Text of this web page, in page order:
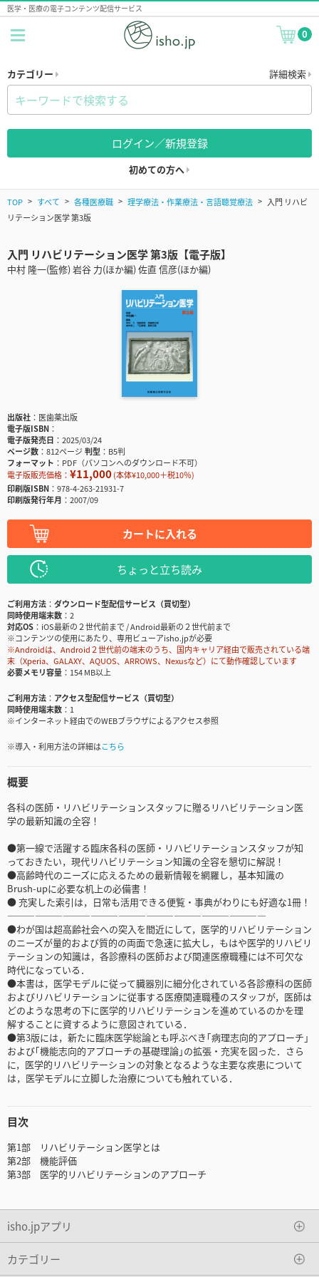
医学・医療の電子コンテンツ配信サービス
0
カテゴリー 詳細検索
ログイン／新規登録
初めての方へ
TOP すべて 各種医療職 理学療法・作業療法・言語聴覚療法
入門 リハビ
リテーション医学 第3版
入門 リハビリテーション医学 第3版【電子版】
中村 隆一(監修) 岩谷 力(ほか編) 佐直 信彦(ほか編)
出版社
医歯薬出版
電子版ISBN
電子版発売日
2025/03/24
ページ数
812ページ判型
B5判
フォーマット
PDF（パソコンへのダウンロード不可）
電子版販売価格： ¥11,000(本体¥10,000＋税10％)
印刷版ISBN
978-4-263-21931-7
印刷版発行年月
2007/09
カートに入れる
ちょっと立ち読み
ご利用方法
ダウンロード型配信サービス（買切型）
同時使用端末数
2
対応OS
iOS最新の２世代前まで / Android最新の２世代前まで
※コンテンツの使用にあたり、専用ビューアisho.jpが必要
※Androidは、Android２世代前の端末のうち、国内キャリア経由で販売されている端
末（Xperia、GALAXY、AQUOS、ARROWS、Nexusなど）にて動作確認しています
必要メモリ容量
154 MB以上
ご利用方法
アクセス型配信サービス（買切型）
同時使用端末数
1
※インターネット経由でのWEBブラウザによるアクセス参照
※導入・利用方法の詳細はこちら
概要
各科の医師・リハビリテーションスタッフに贈るリハビリテーション医
学の最新知識の全容！
●第一線で活躍する臨床各科の医師・リハビリテーションスタッフが知
っておきたい，現代リハビリテーション知識の全容を懇切に解説！
●高齢時代のニーズに応えるための最新情報を網羅し，基本知識の
Brush-upに必要な机上の必備書！
● 充実した索引は，日常も活用できる便覧・事典がわりにも好適な1冊！
――――――――――――――――――――――――――――
●わが国は超高齢社会への突入を間近にして，医学的リハビリテーション
のニーズが量的および質的の両面で急速に拡大し，もはや医学的リハビリ
テーションの知識は，各診療科の医師および関連医療職種には不可欠な
時代になっている．
●本書は，医学モデルに従って臓器別に細分化されている各診療科の医師
およびリハビリテーションに従事する医療関連職種のスタッフが，医師は
どのような思考の下に医学的リハビリテーションを進めているのかを理
解することに資するように意図されている．
●第3版には，新たに臨床医学総論とも呼ぶべき｢病理志向的アプローチ｣
および｢機能志向的アプローチの基礎理論｣の拡張・充実を図った．さら
に，医学的リハビリテーションの対象となるような主要な疾患について
は，医学モデルに立脚した治療についても触れている．
目次
第1部 リハビリテーション医学とは
第2部 機能評価
第3部 医学的リハビリテーションのアプローチ
isho.jpアプリ
カテゴリー